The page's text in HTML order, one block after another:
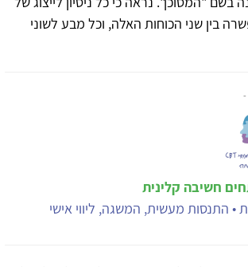
בין שני הכוחות האלה, וכל מבע לשוני
-
• התנסות מעשית, המשגה, ליווי אישי